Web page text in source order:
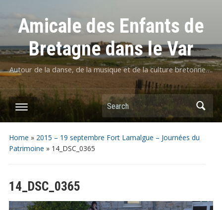
Amicale des Enfants de
Bretagne dans le Var
Autour de la danse, de la musique et de la culture bretonne….
Home » 2015 – 19 septembre Fort Lamalgue – Journées du
Patrimoine » 14_DSC_0365
14_DSC_0365